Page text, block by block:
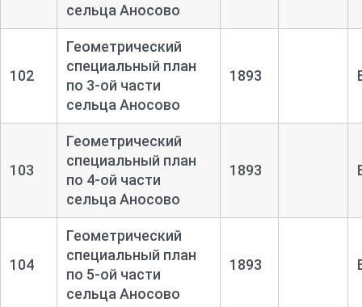
сельца Аносово
102
Геометрический
специальный план
по 3-ой части
сельца Аносово
1893
103
Геометрический
специальный план
по 4-ой части
сельца Аносово
1893
104
Геометрический
специальный план
по 5-ой части
сельца Аносово
1893